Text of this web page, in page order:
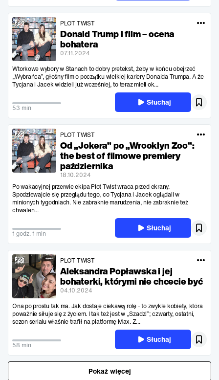
PLOT TWIST
Donald Trump i film – ocena
bohatera
07.11.2024
Wtorkowe wybory w Stanach to dobry pretekst, żeby w końcu obejrzeć
„Wybrańca”, głośny film o początku wielkiej kariery Donalda Trumpa. A że
Tycjana i Jacek widzieli już wcześniej, to teraz mieli ok...
53 min
Słuchaj
PLOT TWIST
Od „Jokera” po „Wrooklyn Zoo”:
the best of filmowe premiery
października
18.10.2024
Po wakacyjnej przerwie ekipa Plot Twist wraca przed ekrany.
Spodziewajcie się przeglądu tego, co Tycjana i Jacek oglądali w
minionych tygodniach. Nie zabraknie marudzenia, nie zabraknie też
chwalen...
1 godz. 1 min
Słuchaj
PLOT TWIST
Aleksandra Popławska i jej
bohaterki, którymi nie chcecie być
04.10.2024
Ona po prostu tak ma. Jak dostaje ciekawą rolę - to zwykle kobiety, która
poważnie siłuje się z życiem. I tak też jest w „Szadzi”; czwarty, ostatni,
sezon serialu właśnie trafił na platformę Max. Z...
58 min
Słuchaj
Pokaż więcej